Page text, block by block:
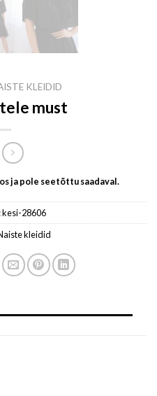
KLEIDID
must
ja pole seetõttu saadaval.
kesi-28606
kleidid